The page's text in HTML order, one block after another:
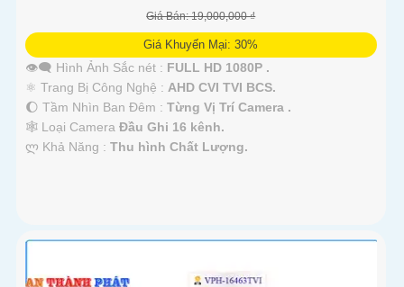
Giá Bán: 19,000,000 ₫
Giá Khuyến Mại: 30%
👁️‍🗨 Hình Ảnh Sắc nét : FULL HD 1080P .
⚛️ Trang Bị Công Nghệ : AHD CVI TVI BCS.
🌔 Tầm Nhìn Ban Đêm : Từng Vị Trí Camera .
🕸️ Loại Camera Đầu Ghi 16 kênh.
️ლ Khả Năng : Thu hình Chất Lượng.